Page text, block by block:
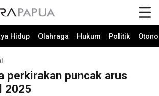
Hidup Olahraga Hukum Politik
perkirakan puncak arus
2025